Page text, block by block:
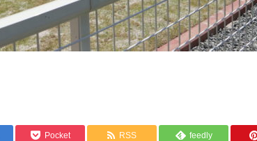
Pocket RSS feedly